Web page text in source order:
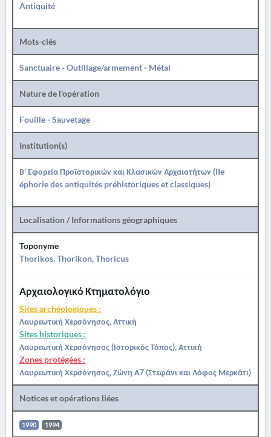
Antiquité
Mots-clés
Sanctuaire-Outillage/armement- Métal
Nature de l'opération
Fouille-Sauvetage
Institution(s)
Β' Εφορεία Προϊστορικών και Κλασικών Αρχαιοτήτων (IIe
éphorie des antiquités préhistoriques et classiques)
Localisation / Informations géographiques
Toponyme
Thorikos, Thorikon, Thoricus
Αρχαιολογικό Κτηματολόγιο
Sites archéologiques :
Λαυρεωτική Χερσόνησος, Αττική
Sites historiques :
Λαυρεωτική Χερσόνησος (Ιστορικός Τόπος), Αττική
Zones protégées :
Λαυρεωτική Χερσόνησος, Ζώνη Α7 (Στεφάνι και Λόφος Μερκάτι)
Notices et opérations liées
1990 1994